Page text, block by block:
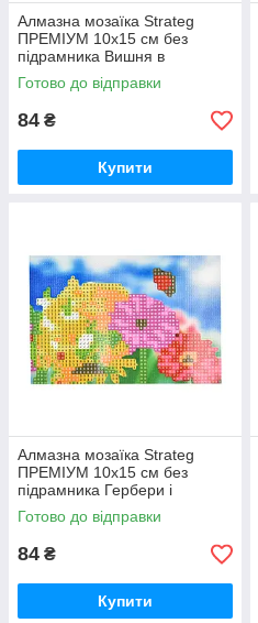
Алмазна мозаїка Strateg
ПРЕМІУМ 10х15 см без
підрамника Вишня в
водяному відображенні
(YAB20791)
Готово до відправки
84 ₴
Купити
Алмазна мозаїка Strateg
ПРЕМІУМ 10х15 см без
підрамника Гербери і
метелики (YAB14425)
Готово до відправки
84 ₴
Купити